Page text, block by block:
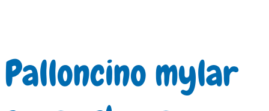
Palloncino mylar